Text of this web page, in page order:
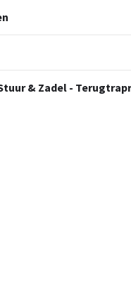
& Zadel -